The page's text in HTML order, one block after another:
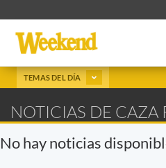
TEMAS DEL DÍA
NOTICIAS DE CAZA
No hay noticias